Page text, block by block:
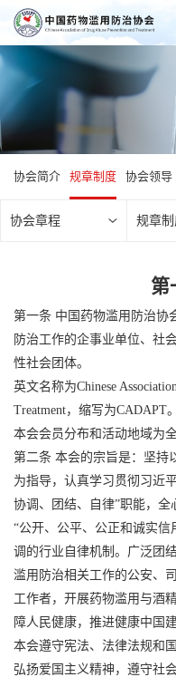
协会简介 规章制度 协会领导
协会章程 规章
第
第一条 中国药物滥用防治协
防治工作的企事业单位、社
性社会团体。
英文名称为Chinese
Treatment，缩写为CADAPT。
本会会员分布和活动地域为全
第二条 本会的宗旨是：坚持
为指导，认真学习贯彻习近
协调、团结、自律”职能，
“公开、公平、公正和诚实
调的行业自律机制。广泛团
滥用防治相关工作的公安、
工作者，开展药物滥用与酒
障人民健康，推进健康中国
本会遵守宪法、法律法规和
弘扬爱国主义精神，遵守社